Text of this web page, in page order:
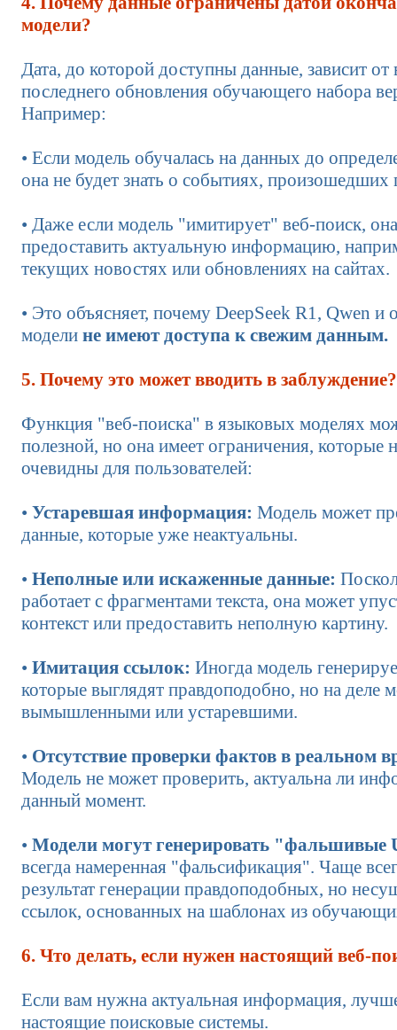
модели?
Дата, до которой доступны данные, зависит от
последнего обновления обучающего набора
Например:
• Если модель обучалась на данных до
она не будет знать о событиях, произошедших
• Даже если модель "имитирует" веб-поиск,
предоставить актуальную информацию,
текущих новостях или обновлениях на сайтах.
• Это объясняет, почему DeepSeek R1, Qwen
модели не имеют доступа к свежим данным.
5. Почему это может вводить в заблуждение?
Функция "веб-поиска" в языковых моделях
полезной, но она имеет ограничения, которые
очевидны для пользователей:
• Устаревшая информация: Модель может
данные, которые уже неактуальны.
• Неполные или искаженные данные:
работает с фрагментами текста, она может
контекст или предоставить неполную картину.
• Имитация ссылок: Иногда модель
которые выглядят правдоподобно, но на деле
вымышленными или устаревшими.
• Отсутствие проверки фактов в реальном
Модель не может проверить, актуальна ли
данный момент.
• Модели могут генерировать "фальшивые
всегда намеренная "фальсификация". Чаще
результат генерации правдоподобных, но
ссылок, основанных на шаблонах из
6. Что делать, если нужен настоящий веб-
Если вам нужна актуальная информация,
настоящие поисковые системы.